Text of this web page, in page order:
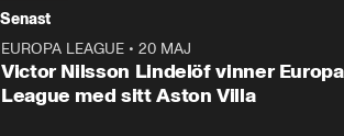
Senast
EUROPA LEAGUE • 20 MAJ
Victor Nilsson Lindelöf vinner Europa
League med sitt Aston Villa